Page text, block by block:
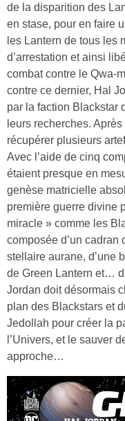
de la disparition des
en stase, pour en faire
les Lantern de tous les
d’arrestation et ainsi
combat contre le Qwa-
contre ce dernier, Hal
par la faction Blackstar
leurs recherches.
récupérer plusieurs
Avec l’aide de cinq
étaient presque en
genèse matricielle
première guerre divine
miracle » comme les
composée d’un cadran
stellaire aurane, d’une
de Green Lantern et…
Jordan doit désormais
plan des Blackstars et
Jedollah pour créer la
l’Univers, et le sauver
approche…